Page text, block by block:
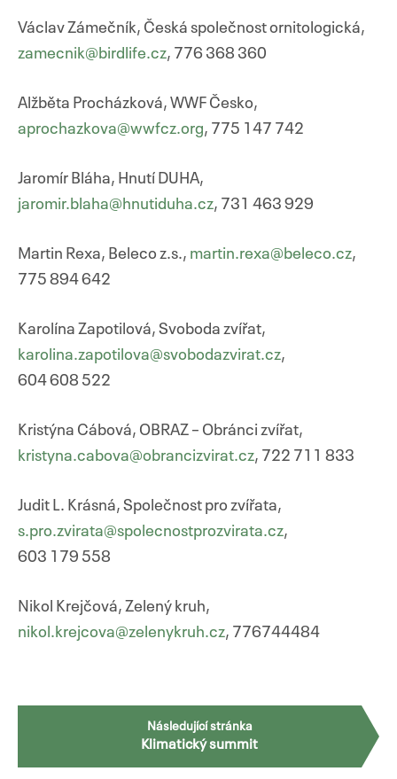
Václav Zámečník, Česká společnost ornitologická,
zamecnik@birdlife.cz, 776 368 360
Alžběta Procházková, WWF Česko,
aprochazkova@wwfcz.org, 775 147 742
Jaromír Bláha, Hnutí DUHA,
jaromir.blaha@hnutiduha.cz, 731 463 929
Martin Rexa, Beleco z.s., martin.rexa@beleco.cz,
775 894 642
Karolína Zapotilová, Svoboda zvířat,
karolina.zapotilova@svobodazvirat.cz,
604 608 522
Kristýna Cábová, OBRAZ – Obránci zvířat,
kristyna.cabova@obrancizvirat.cz, 722 711 833
Judit L. Krásná, Společnost pro zvířata,
s.pro.zvirata@spolecnostprozvirata.cz,
603 179 558
Nikol Krejčová, Zelený kruh,
nikol.krejcova@zelenykruh.cz, 776744484
NavigaceNásledující stránka
Klimatický summit